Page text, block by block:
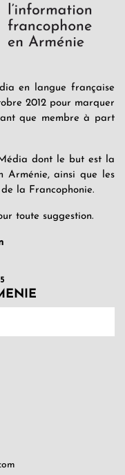
en langue française
2012 pour marquer
que membre à part
dont le but est la
Arménie, ainsi que les
de la Francophonie.
toute suggestion.